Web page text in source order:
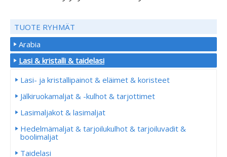
TUOTE RYHMÄT
Arabia
Lasi & kristalli & taidelasi
Lasi- ja kristallipainot & eläimet & koristeet
Jälkiruokamaljat & -kulhot & tarjottimet
Lasimaljakot & lasimaljat
Hedelmämaljat & tarjoilukulhot & tarjoiluvadit &
boolimaljat
Taidelasi